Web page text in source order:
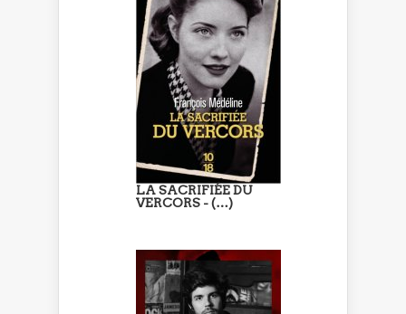
LA SACRIFIÉE DU
VERCORS - (…)